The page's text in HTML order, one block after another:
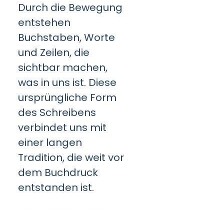
Durch die Bewegung
entstehen
Buchstaben, Worte
und Zeilen, die
sichtbar machen,
was in uns ist. Diese
ursprüngliche Form
des Schreibens
verbindet uns mit
einer langen
Tradition, die weit vor
dem Buchdruck
entstanden ist.